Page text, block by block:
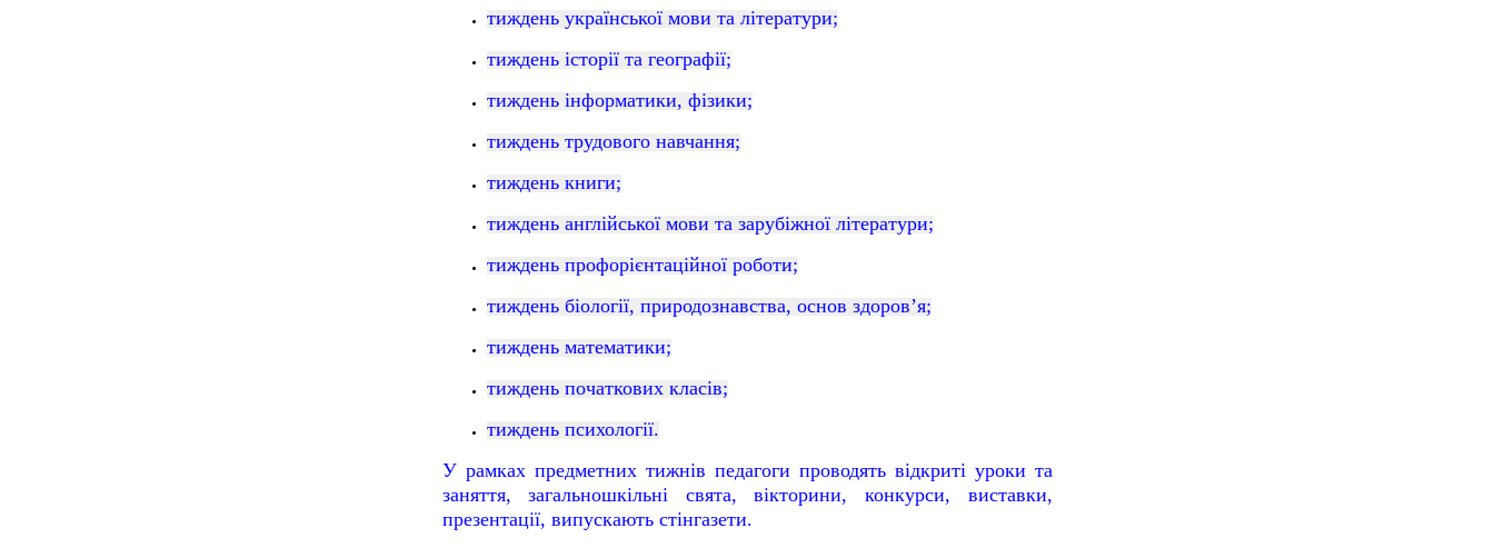
тиждень української мовита літератури;
тиждень історії та географії;
тиждень інформатики, фізики;
тиждень трудового навчання;
тиждень книги;
тиждень англійської мови та зарубіжної літератури;
тиждень профорієнтаційної роботи;
тиждень біології, природознавства, основ здоров’я;
тиждень математики;
тижденьпочаткових класів;
тиждень психології.
У рамках предметних тижнів педагоги проводять відкриті уроки та
заняття, загальношкільні свята, вікторини, конкурси, виставки,
презентації, випускають стінгазети.